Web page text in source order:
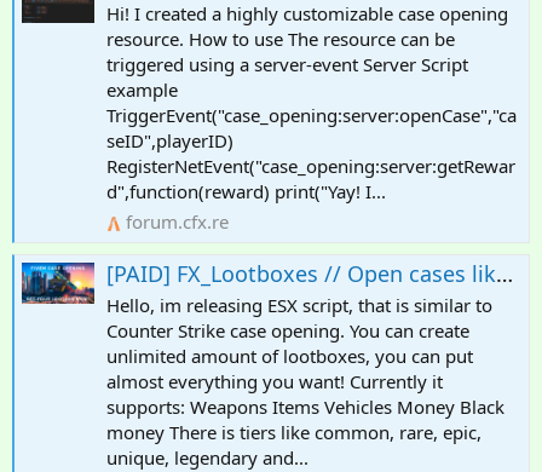
Hi! I created a highly customizable case opening
resource. How to use The resource can be
triggered using a server-event Server Script
example
TriggerEvent("case_opening:server:openCase","ca
seID",playerID)
RegisterNetEvent("case_opening:server:getRewar
d",function(reward) print("Yay! I...
forum.cfx.re
[PAID] FX_Lootboxes // Open cases like in CS:GO!
Hello, im releasing ESX script, that is similar to
Counter Strike case opening. You can create
unlimited amount of lootboxes, you can put
almost everything you want! Currently it
supports: Weapons Items Vehicles Money Black
money There is tiers like common, rare, epic,
unique, legendary and...